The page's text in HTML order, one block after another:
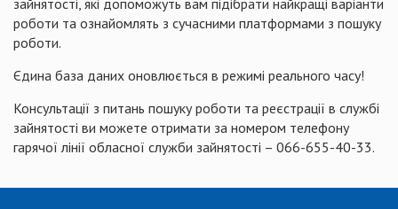
зайнятості, які допоможуть вам підібрати найкращі варіанти
роботи та ознайомлять з сучасними платформами з пошуку
роботи.
Єдина база даних оновлюється в режимі реального часу!
Консультації з питань пошуку роботи та реєстрації в службі
зайнятості ви можете отримати за номером телефону
гарячої лінії обласної служби зайнятості – 066-655-40-33.